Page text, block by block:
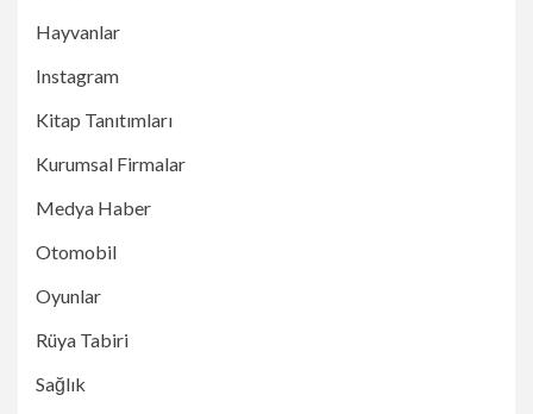
Hayvanlar
Instagram
Kitap Tanıtımları
Kurumsal Firmalar
Medya Haber
Otomobil
Oyunlar
Rüya Tabiri
Sağlık